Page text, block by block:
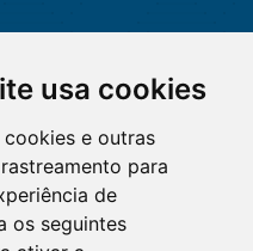
usa cookies
e outras
para
de
os seguintes